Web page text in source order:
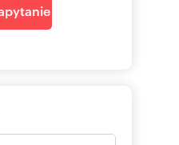
dla Twojego wolnego
meter addresses the